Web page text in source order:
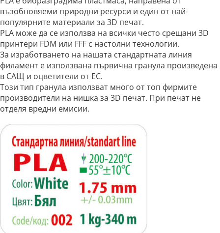
възобновяеми природни ресурси и един от най-
популярните материали за 3D печат.
PLA може да се използва на всички често срещани 3D
принтери FDM или FFF с настолни технологии.
За изработването на нашата стандартната линия
филамент е използвана първична гранула произведена
в САЩ и оцветители от ЕС.
Този тип гранула използват много от топ фирмите
производители на нишка за 3D печат. При печат не
отделя вредни емисии.